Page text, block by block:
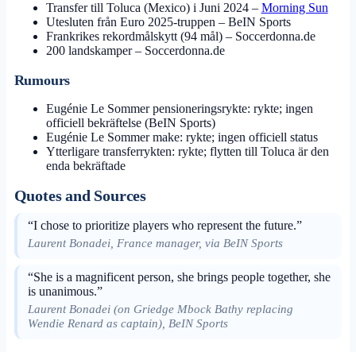
Transfer till Toluca (Mexico) i Juni 2024 – Morning Sun
Utesluten från Euro 2025-truppen – BeIN Sports
Frankrikes rekordmålskytt (94 mål) – Soccerdonna.de
200 landskamper – Soccerdonna.de
Rumours
Eugénie Le Sommer pensioneringsrykte: rykte; ingen
officiell bekräftelse (BeIN Sports)
Eugénie Le Sommer make: rykte; ingen officiell status
Ytterligare transferrykten: rykte; flytten till Toluca är den
enda bekräftade
Quotes and Sources
“I chose to prioritize players who represent the future.”
Laurent Bonadei, France manager, via BeIN Sports
“She is a magnificent person, she brings people together, she
is unanimous.”
Laurent Bonadei (on Griedge Mbock Bathy replacing
Wendie Renard as captain), BeIN Sports